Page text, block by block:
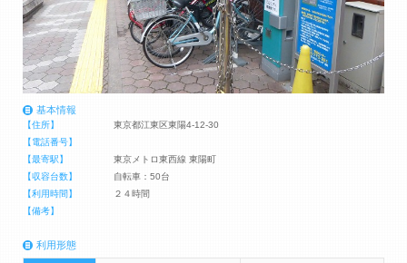
基本情報
【住所】
東京都江東区東陽4-12-30
【電話番号】
【最寄駅】
東京メトロ東西線 東陽町
【収容台数】
自転車：50台
【利用時間】
２４時間
【備考】
利用形態